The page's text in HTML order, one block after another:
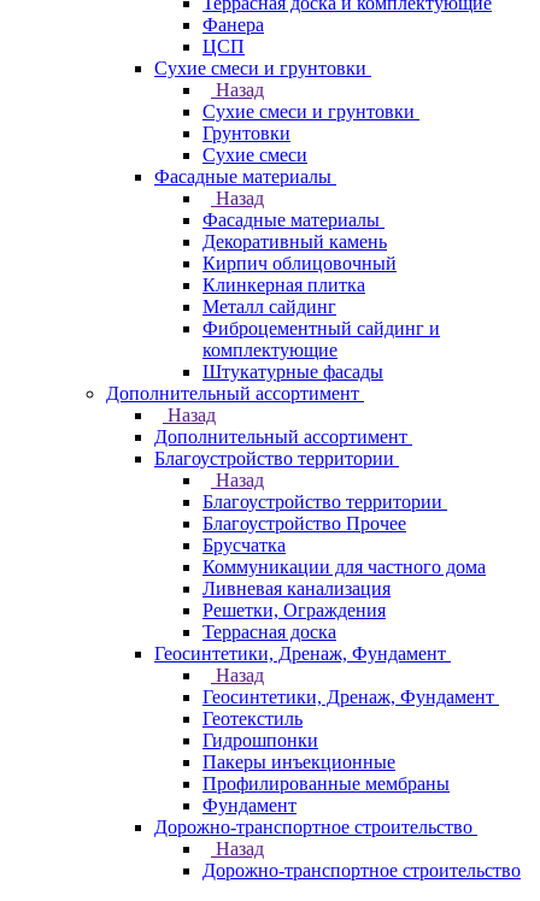
Фанера
ЦСП
Сухие смеси и грунтовки
Назад
Сухие смеси и грунтовки
Грунтовки
Сухие смеси
Фасадные материалы
Назад
Фасадные материалы
Декоративный камень
Кирпич облицовочный
Клинкерная плитка
Металл сайдинг
Фиброцементный сайдинг и
комплектующие
Штукатурные фасады
Дополнительный ассортимент
Назад
Дополнительный ассортимент
Благоустройство территории
Назад
Благоустройство территории
Благоустройство Прочее
Брусчатка
Коммуникации для частного дома
Ливневая канализация
Решетки, Ограждения
Террасная доска
Геосинтетики, Дренаж, Фундамент
Назад
Геосинтетики, Дренаж, Фундамент
Геотекстиль
Гидрошпонки
Пакеры инъекционные
Профилированные мембраны
Фундамент
Дорожно-транспортное строительство
Назад
Дорожно-транспортное строительство